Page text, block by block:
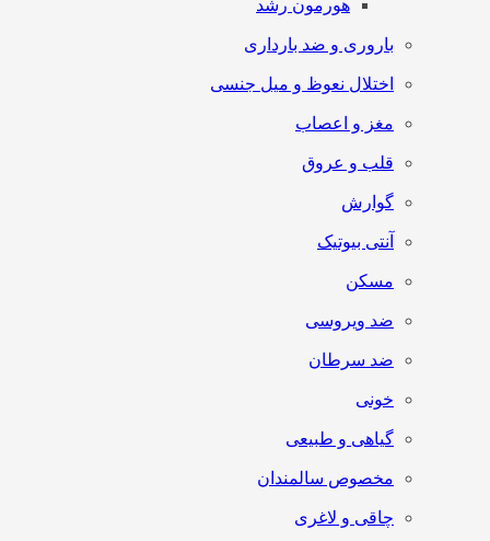
هورمون رشد
باروری و ضد بارداری
اختلال نعوظ و میل جنسی
مغز و اعصاب
قلب و عروق
گوارش
آنتی‌ بیوتیک
مسکن
ضد ویروسی
ضد سرطان
خونی
گیاهی و طبیعی
مخصوص سالمندان
چاقی و لاغری